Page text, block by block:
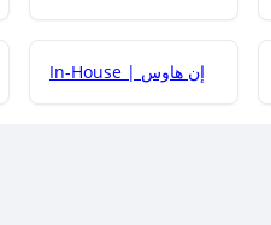
In-House | إن هاوس